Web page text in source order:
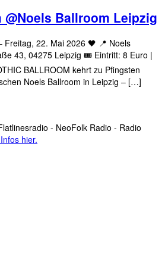
Ballroom Leipzig
Freitag, 22. Mai 2026 🖤 📍 Noels
43, 04275 Leipzig 🎟 Eintritt: 8 Euro |
BALLROOM kehrt zu Pfingsten
Noels Ballroom in Leipzig – […]
- NeoFolk Radio - Radio
hier.